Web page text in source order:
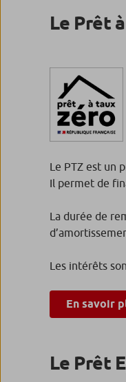
Le Prêt
Le PTZ est un
Il permet de
La durée de
Les intérêts
En savoir
Le Prêt